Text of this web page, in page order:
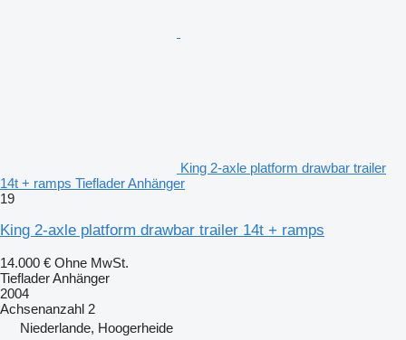
King 2-axle platform drawbar trailer
14t + ramps Tieflader Anhänger
19
King 2-axle platform drawbar trailer 14t + ramps
14.000 € Ohne MwSt.
Tieflader Anhänger
2004
Achsenanzahl 2
Niederlande, Hoogerheide